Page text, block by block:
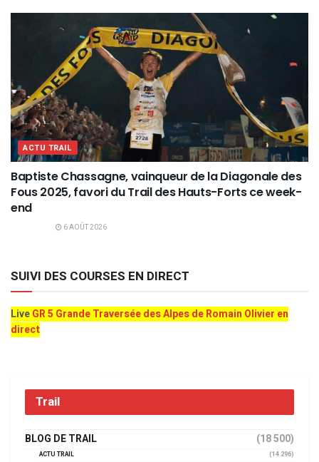
ACTU TRAIL
Baptiste Chassagne, vainqueur de la Diagonale des
Fous 2025, favori du Trail des Hauts-Forts ce week-
end
6 AOÛT 2026
SUIVI DES COURSES EN DIRECT
LiveGR 5 Grande Traversée des Alpes de Romain Olivier en
direct
Trail
BLOG DE TRAIL (18 500)
ACTU TRAIL
(14 296)